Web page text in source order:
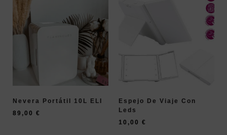
Nevera Portátil 10L ELI
89,00 €
Espejo De Viaje Con
Leds
10,00 €